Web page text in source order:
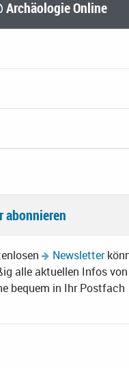
Archäologie Online
abonnieren
Newsletter
alle aktuellen Infos von
bequem in Ihr Postfach